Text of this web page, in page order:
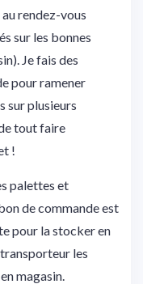
rendez-vous
sur les bonnes
Je fais des
pour ramener
sur plusieurs
tout faire
!
palettes et
de commande est
pour la stocker en
les
magasin.